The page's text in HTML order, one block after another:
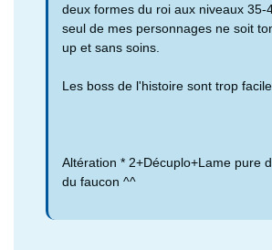
deux formes du roi aux niveaux 35-
seul de mes personnages ne soit
up et sans soins.
Les boss de l'histoire sont trop
Altération * 2+Décuplo+Lame pure
du faucon ^^